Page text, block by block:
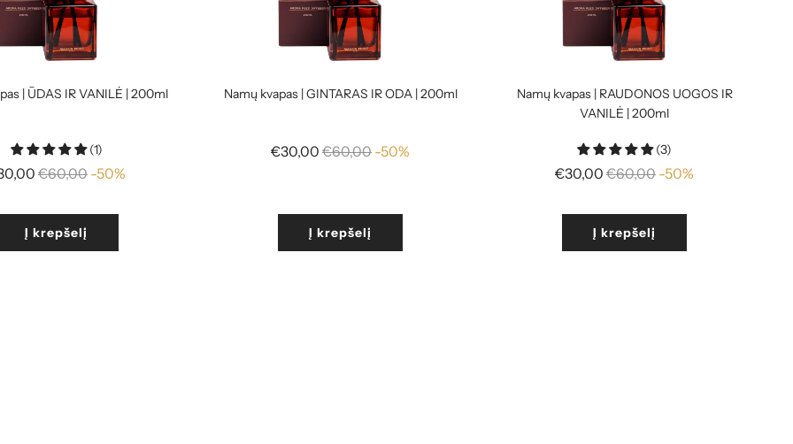
| ŪDAS IR VANILĖ | 200ml
(1)
Reguliari
€60,00 -50%
Į krepšelį
Namų kvapas | GINTARAS IR ODA | 200ml
€30,00 Reguliari
€60,00 -50%
Į krepšelį
Namų kvapas | RAUDONOS UOGOS IR
VANILĖ | 200ml
(3)
€30,00 Reguliari
€60,00 -50%
Į krepšelį